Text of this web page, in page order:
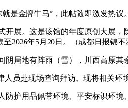
金牌牛马”，此帖随即激发热议。
。这是该馆的年度原创大展，
2026年5月20日。（成都日报锦不
局地有阵雨（雪），川西高原其
员赴现场查询拜访。现将相关环
用品佩带环境、平安标识环境